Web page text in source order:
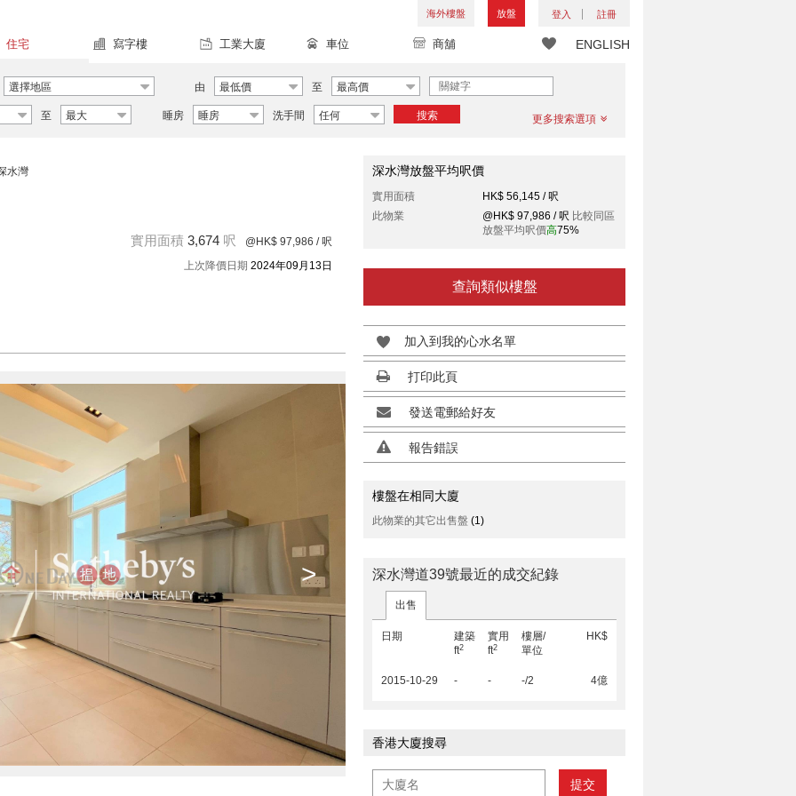
海外樓盤 放盤 登入 註冊
ENGLISH
住宅 寫字樓 工業大廈 車位 商舖
選擇地區 由 最低價 至 最高價
至 最大 睡房 睡房 洗手間 任何 搜索 更多搜索選項
水灣
實用面積 3,674 呎 @HK$ 97,986 / 呎
上次降價日期 2024年09月13日
>
深水灣放盤平均呎價
實用面積
HK$ 56,145 / 呎
此物業
@HK$ 97,986 / 呎 比較同區
放盤平均呎價高75%
查詢類似樓盤
加入到我的心水名單
打印此頁
發送電郵給好友
報告錯誤
樓盤在相同大廈
此物業的其它出售盤 (1)
深水灣道39號最近的成交紀錄
出售
日期
建築
ft2
實用
ft2
樓層/
單位
HK$
2015-10-29 - - -/2 4億
香港大廈搜尋
提交